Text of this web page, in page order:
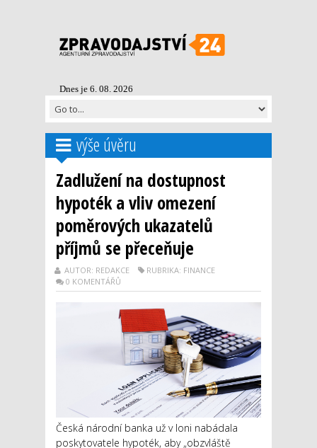
Dnes je 6. 08. 2026
výše úvěru
Zadlužení na dostupnost
hypoték a vliv omezení
poměrových ukazatelů
příjmů se přeceňuje
AUTOR: REDAKCE
RUBRIKA: FINANCE
0 KOMENTÁŘŮ
Česká národní banka už v loni nabádala
poskytovatele hypoték, aby „obzvláště